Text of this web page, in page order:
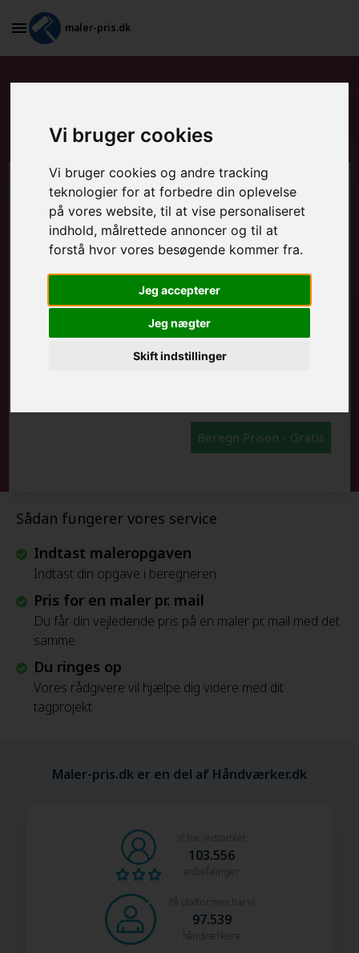
Vi bruger cookies
Vi bruger cookies og andre tracking
teknologier for at forbedre din oplevelse
på vores website, til at vise personaliseret
indhold, målrettede annoncer og til at
forstå hvor vores besøgende kommer fra.
Jeg accepterer
Jeg nægter
Skift indstillinger
maler-pris.dk
maling i Redsted M
Sådan fungerer vores service
Indtast maleropgaven
Indtast din opgave i beregneren
Pris for en maler pr. mail
Du får din vejledende pris på en maler pr. mail med det
samme
Du ringes op
Vores rådgivere vil hjælpe dig videre med dit
tagprojekt
Beregn prisen her
MALEROPGAVER - INDVENDIGT:
MALEROPGAVER - UDVENDIGT:
FRAFLYTNINGSPAKKE:
Beregn Prisen - Gratis
Maler-pris.dk er en del af Håndværker.dk
Vi har indsamlet
103.556
anbefalinger
På platformen har vi
97.539
håndværkere